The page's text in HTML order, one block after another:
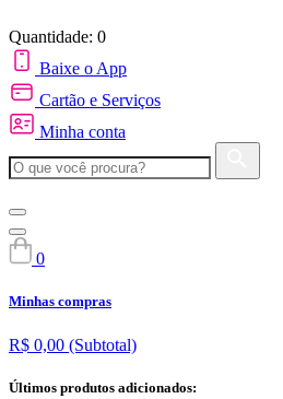
Quantidade: 0
Baixe o App
Cartão e Serviços
Minha conta
0
Minhas compras
R$ 0,00 (Subtotal)
Últimos produtos adicionados: